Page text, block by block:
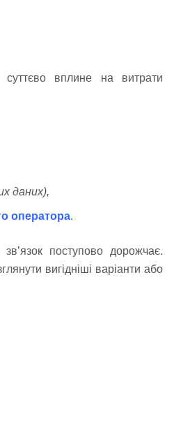
вплине на витрати
даних),
оператора.
поступово дорожчає.
вигідніші варіанти або